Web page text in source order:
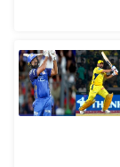
य
ब
ज